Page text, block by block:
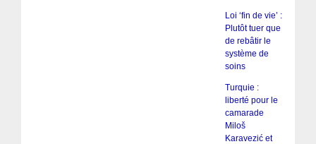
Loi ‘fin de vie’ :
Plutôt tuer que
de rebâtir le
système de
soins
Turquie :
liberté pour le
camarade
Miloš
Karavezić et